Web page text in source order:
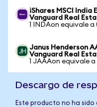
iShares MSCI India
Vanguard Real
1 INDAon equivale
Janus Henderson
Vanguard Real
1 JAAAon equivale a
Descargo de
Este producto no ha